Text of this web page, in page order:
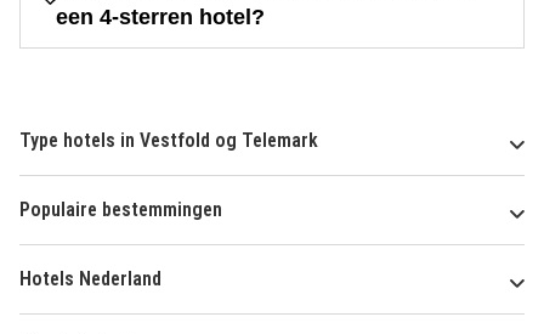
een 4-sterren hotel?
Type hotels in Vestfold og Telemark
Populaire bestemmingen
Hotels Nederland